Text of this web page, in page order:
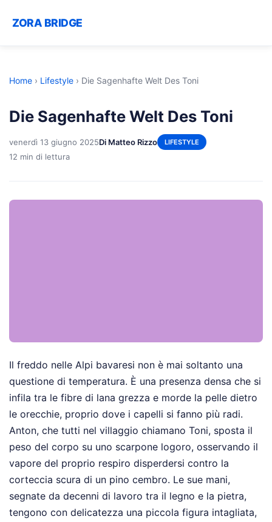
ZORA BRIDGE
Home › Lifestyle › Die Sagenhafte Welt Des Toni
Die Sagenhafte Welt Des Toni
venerdì 13 giugno 2025Di Matteo Rizzo LIFESTYLE
12 min di lettura
Il freddo nelle Alpi bavaresi non è mai soltanto una
questione di temperatura. È una presenza densa che si
infila tra le fibre di lana grezza e morde la pelle dietro
le orecchie, proprio dove i capelli si fanno più radi.
Anton, che tutti nel villaggio chiamano Toni, sposta il
peso del corpo su uno scarpone logoro, osservando il
vapore del proprio respiro disperdersi contro la
corteccia scura di un pino cembro. Le sue mani,
segnate da decenni di lavoro tra il legno e la pietra,
tengono con delicatezza una piccola figura intagliata,